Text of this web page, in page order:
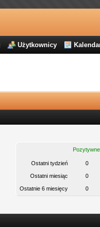
Użytkownicy
Pozytywne
Ostatni tydzień 0
Ostatni miesiąc 0
Ostatnie 6 miesięcy 0